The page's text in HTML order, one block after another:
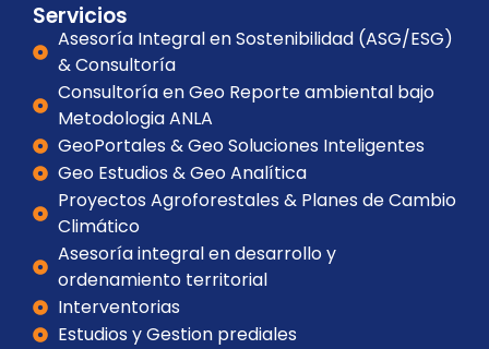
Servicios
Asesoría Integral en Sostenibilidad (ASG/ESG)
& Consultoría
Consultoría en Geo Reporte ambiental bajo
Metodologia ANLA
GeoPortales & Geo Soluciones Inteligentes
Geo Estudios & Geo Analítica
Proyectos Agroforestales & Planes de Cambio
Climático
Asesoría integral en desarrollo y
ordenamiento territorial
Interventorias
Estudios y Gestion prediales